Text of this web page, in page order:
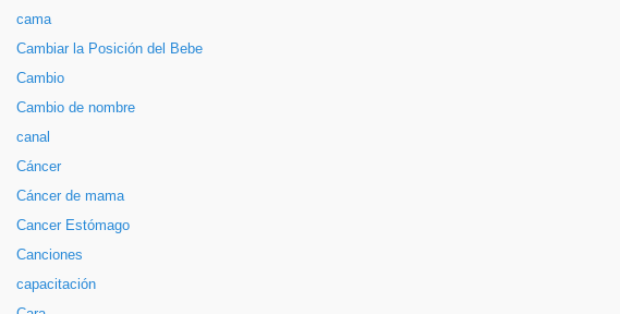
cama
Cambiar la Posición del Bebe
Cambio
Cambio de nombre
canal
Cáncer
Cáncer de mama
Cancer Estómago
Canciones
capacitación